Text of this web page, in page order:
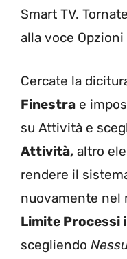
Smart TV.
alla voce
Cercate la
Finestra e
su Attività e
Attività, altro
rendere il
nuovamente nel
Limite Processi
scegliendo